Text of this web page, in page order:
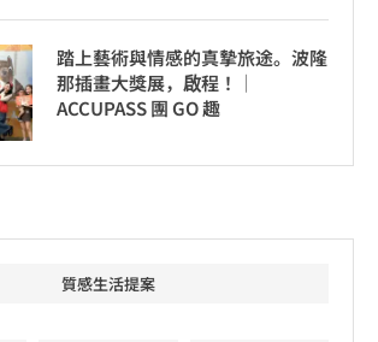
踏上藝術與情感的真摯旅途。波隆
那插畫大獎展，啟程！│
ACCUPASS 團 GO 趣
質感生活提案